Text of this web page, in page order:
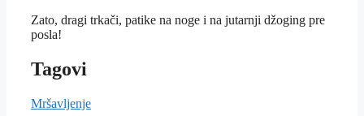
Zato, dragi trkači, patike na noge i na jutarnji džoging pre
posla!
Tagovi
Mršavljenje